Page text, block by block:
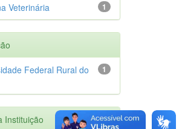
1
Veterinária
1
Federal Rural do
Instituição